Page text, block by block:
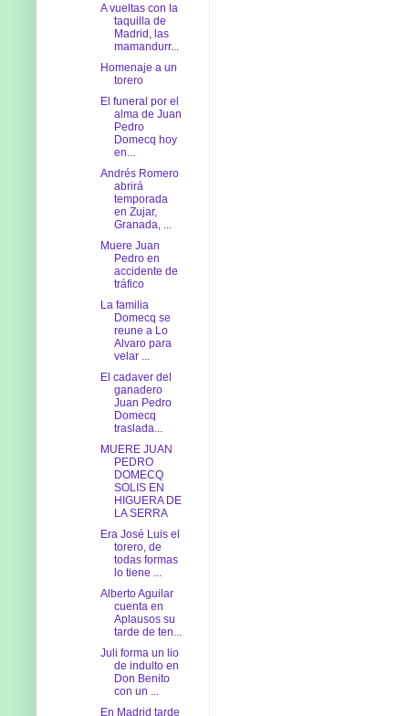
A vueltas con la
taquilla de
Madrid, las
mamandurr...
Homenaje a un
torero
El funeral por el
alma de Juan
Pedro
Domecq hoy
en...
Andrés Romero
abrirá
temporada
en Zujar,
Granada, ...
Muere Juan
Pedro en
accidente de
tráfico
La familia
Domecq se
reune a Lo
Alvaro para
velar ...
El cadaver del
ganadero
Juan Pedro
Domecq
traslada...
MUERE JUAN
PEDRO
DOMECQ
SOLIS EN
HIGUERA DE
LA SERRA
Era José Luis el
torero, de
todas formas
lo tiene ...
Alberto Aguilar
cuenta en
Aplausos su
tarde de ten...
Juli forma un lio
de indulto en
Don Benito
con un ...
En Madrid tarde